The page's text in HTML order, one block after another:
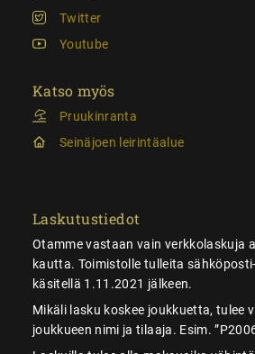
Twitter
Youtube
Katso myös
Pruukinranta
Seinäjoen leirintäalue
Laskutustiedot
Otamme vastaan vain verkkolaskuja
kautta. Toimistolle tulleita
käsitellä 1.11.2021 jälkeen.
Mikäli lasku koskee joukkuetta, tulee
joukkueen nimi ja tilaaja. Esim.